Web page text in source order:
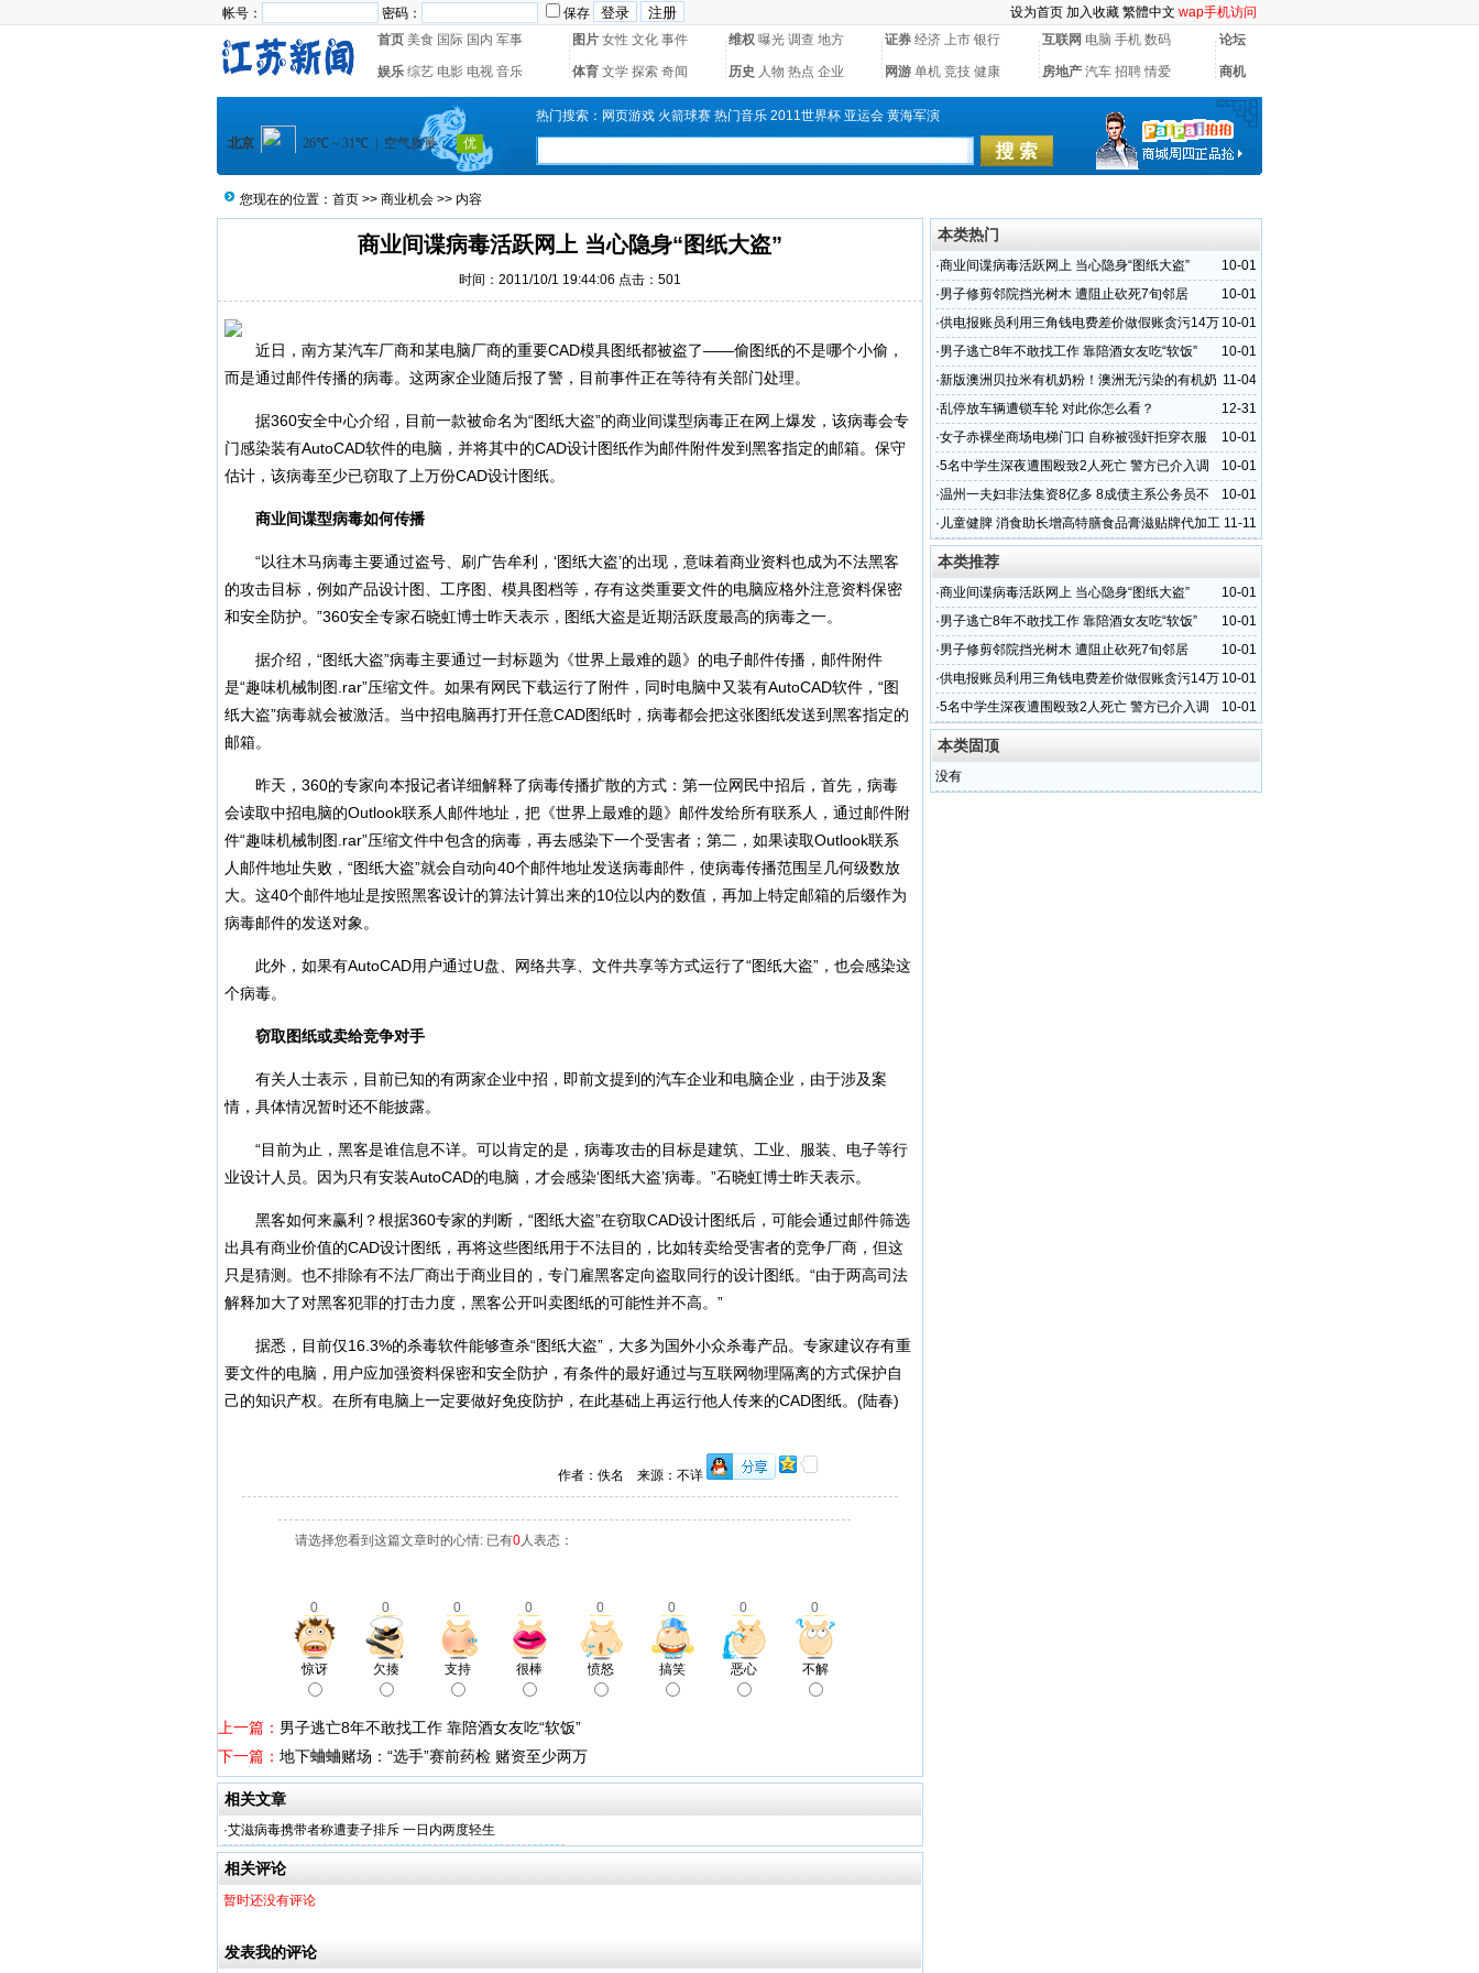
帐号： 密码： 保存 设为首页 加入收藏 繁體中文 wap手机访问
首页 美食 国际 国内 军事 图片 女性 文化 事件 维权 曝光 调查 地方 证券 经济 上市 银行 互联网 电脑 手机 数码 论坛
娱乐 综艺 电影 电视 音乐 体育 文学 探索 奇闻 历史 人物 热点 企业 网游 单机 竞技 健康 房地产 汽车 招聘 情爱 商机
热门搜索： 网页游戏 火箭球赛 热门音乐 2011世界杯 亚运会 黄海军演
您现在的位置： 首页 >> 商业机会 >> 内容
商业间谍病毒活跃网上 当心隐身“图纸大盗”
时间：2011/10/1 19:44:06 点击： 501
近日，南方某汽车厂商和某电脑厂商的重要CAD模具图纸都被盗了——偷图纸的不是哪个小偷，
而是通过邮件传播的病毒。这两家企业随后报了警，目前事件正在等待有关部门处理。
据360安全中心介绍，目前一款被命名为“图纸大盗”的商业间谍型病毒正在网上爆发，该病毒会专
门感染装有AutoCAD软件的电脑，并将其中的CAD设计图纸作为邮件附件发到黑客指定的邮箱。保守
估计，该病毒至少已窃取了上万份CAD设计图纸。
商业间谍型病毒如何传播
“以往木马病毒主要通过盗号、刷广告牟利，‘图纸大盗’的出现，意味着商业资料也成为不法黑客
的攻击目标，例如产品设计图、工序图、模具图档等，存有这类重要文件的电脑应格外注意资料保密
和安全防护。”360安全专家石晓虹博士昨天表示，图纸大盗是近期活跃度最高的病毒之一。
据介绍，“图纸大盗”病毒主要通过一封标题为《世界上最难的题》的电子邮件传播，邮件附件
是“趣味机械制图.rar”压缩文件。如果有网民下载运行了附件，同时电脑中又装有AutoCAD软件，“图
纸大盗”病毒就会被激活。当中招电脑再打开任意CAD图纸时，病毒都会把这张图纸发送到黑客指定的
邮箱。
昨天，360的专家向本报记者详细解释了病毒传播扩散的方式：第一位网民中招后，首先，病毒
会读取中招电脑的Outlook联系人邮件地址，把《世界上最难的题》邮件发给所有联系人，通过邮件附
件“趣味机械制图.rar”压缩文件中包含的病毒，再去感染下一个受害者；第二，如果读取Outlook联系
人邮件地址失败，“图纸大盗”就会自动向40个邮件地址发送病毒邮件，使病毒传播范围呈几何级数放
大。这40个邮件地址是按照黑客设计的算法计算出来的10位以内的数值，再加上特定邮箱的后缀作为
病毒邮件的发送对象。
此外，如果有AutoCAD用户通过U盘、网络共享、文件共享等方式运行了“图纸大盗”，也会感染这
个病毒。
窃取图纸或卖给竞争对手
有关人士表示，目前已知的有两家企业中招，即前文提到的汽车企业和电脑企业，由于涉及案
情，具体情况暂时还不能披露。
“目前为止，黑客是谁信息不详。可以肯定的是，病毒攻击的目标是建筑、工业、服装、电子等行
业设计人员。因为只有安装AutoCAD的电脑，才会感染‘图纸大盗’病毒。”石晓虹博士昨天表示。
黑客如何来赢利？根据360专家的判断，“图纸大盗”在窃取CAD设计图纸后，可能会通过邮件筛选
出具有商业价值的CAD设计图纸，再将这些图纸用于不法目的，比如转卖给受害者的竞争厂商，但这
只是猜测。也不排除有不法厂商出于商业目的，专门雇黑客定向盗取同行的设计图纸。“由于两高司法
解释加大了对黑客犯罪的打击力度，黑客公开叫卖图纸的可能性并不高。”
据悉，目前仅16.3%的杀毒软件能够查杀“图纸大盗”，大多为国外小众杀毒产品。专家建议存有重
要文件的电脑，用户应加强资料保密和安全防护，有条件的最好通过与互联网物理隔离的方式保护自
己的知识产权。在所有电脑上一定要做好免疫防护，在此基础上再运行他人传来的CAD图纸。(陆春)
作者：佚名 来源：不详
请选择您看到这篇文章时的心情: 已有0人表态：
0 0 0 0 0 0 0 0
惊讶 欠揍 支持 很棒 愤怒 搞笑 恶心 不解
上一篇： 男子逃亡8年不敢找工作 靠陪酒女友吃“软饭”
下一篇： 地下蛐蛐赌场：“选手”赛前药检 赌资至少两万
相关文章
·艾滋病毒携带者称遭妻子排斥 一日内两度轻生
相关评论
暂时还没有评论
发表我的评论
本类热门
10-01
·商业间谍病毒活跃网上 当心隐身“图纸大盗”
10-01
·男子修剪邻院挡光树木 遭阻止砍死7旬邻居
10-01
·供电报账员利用三角钱电费差价做假账贪污14万
10-01
·男子逃亡8年不敢找工作 靠陪酒女友吃“软饭”
11-04
·新版澳洲贝拉米有机奶粉！澳洲无污染的有机奶
粉！
12-31
·乱停放车辆遭锁车轮 对此你怎么看？
10-01
·女子赤裸坐商场电梯门口 自称被强奸拒穿衣服
(图)
10-01
·5名中学生深夜遭围殴致2人死亡 警方已介入调
查
10-01
·温州一夫妇非法集资8亿多 8成债主系公务员不
属实
11-11
· 儿童健脾 消食助长增高特膳食品膏滋贴牌代加工
工厂华源晨泰
本类推荐
10-01
·商业间谍病毒活跃网上 当心隐身“图纸大盗”
10-01
·男子逃亡8年不敢找工作 靠陪酒女友吃“软饭”
10-01
·男子修剪邻院挡光树木 遭阻止砍死7旬邻居
10-01
·供电报账员利用三角钱电费差价做假账贪污14万
10-01
·5名中学生深夜遭围殴致2人死亡 警方已介入调
查
本类固顶
没有